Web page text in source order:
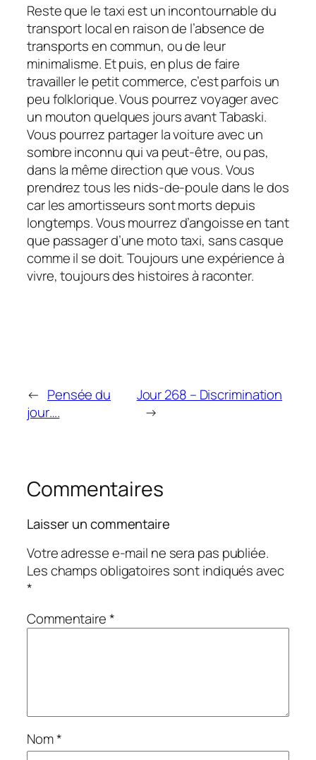
Reste que le taxi est un incontournable du
transport local en raison de l’absence de
transports en commun, ou de leur
minimalisme. Et puis, en plus de faire
travailler le petit commerce, c’est parfois un
peu folklorique. Vous pourrez voyager avec
un mouton quelques jours avant Tabaski.
Vous pourrez partager la voiture avec un
sombre inconnu qui va peut-être, ou pas,
dans la même direction que vous. Vous
prendrez tous les nids-de-poule dans le dos
car les amortisseurs sont morts depuis
longtemps. Vous mourrez d’angoisse en tant
que passager d’une moto taxi, sans casque
comme il se doit. Toujours une expérience à
vivre, toujours des histoires à raconter.
← Pensée du
jour….
Jour 268 – Discrimination
→
Commentaires
Laisser un commentaire
Votre adresse e-mail ne sera pas publiée.
Les champs obligatoires sont indiqués avec
*
Commentaire*
Nom*